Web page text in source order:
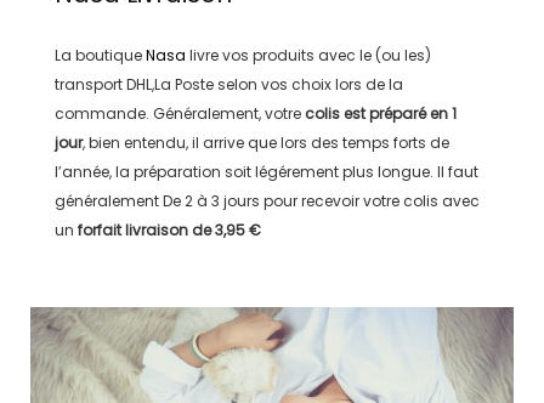
La boutiqueNasa livre vos produits avec le (ou les)
transportDHL,La Posteselon vos choix lors de la
commande. Généralement, votre colis est préparé en1
jour, bien entendu, il arrive que lors des temps forts de
l’année, la préparation soit légérement plus longue. Il faut
généralementDe 2 à 3 jours pour recevoir votre colis avec
un forfait livraison de3,95 €